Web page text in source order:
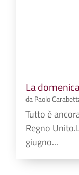
La
daPaolo
Tutto è
Regno
giugno...